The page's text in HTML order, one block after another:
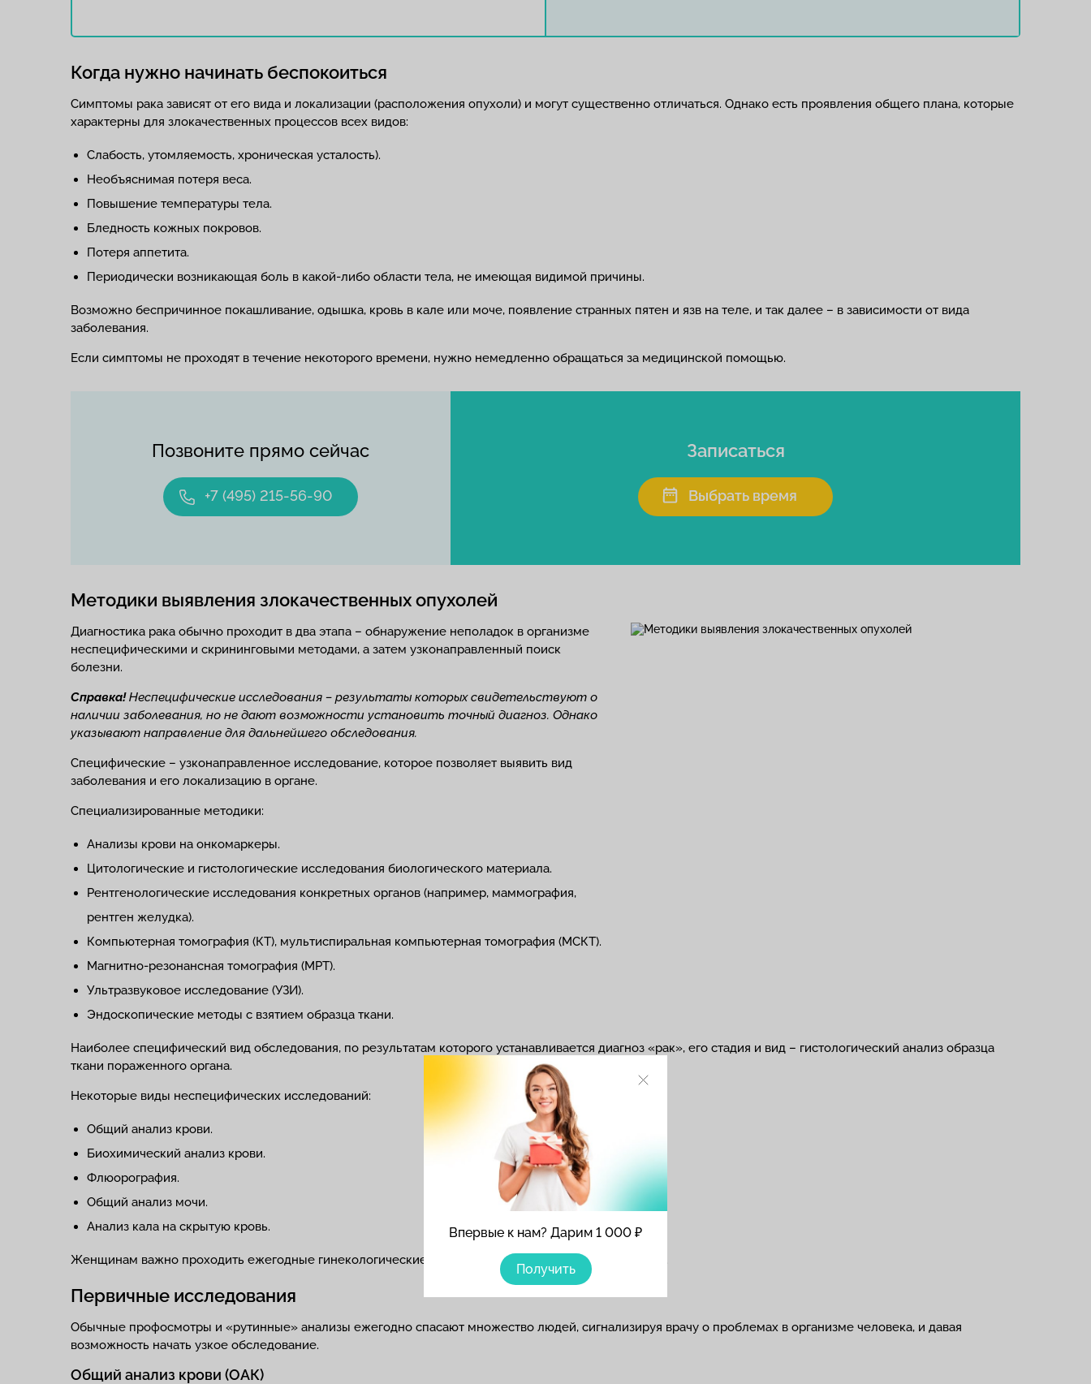
Впервые к нам? Дарим 1 000 ₽
Получить
Когда нужно начинать беспокоиться
Симптомы рака зависят от его вида и локализации (расположения опухоли) и могут существенно отличаться. Однако есть проявления общего плана, которые
характерны для злокачественных процессов всех видов:
Слабость, утомляемость, хроническая усталость).
Необъяснимая потеря веса.
Повышение температуры тела.
Бледность кожных покровов.
Потеря аппетита.
Периодически возникающая боль в какой-либо области тела, не имеющая видимой причины.
Возможно беспричинное покашливание, одышка, кровь в кале или моче, появление странных пятен и язв на теле, и так далее – в зависимости от вида
заболевания.
Если симптомы не проходят в течение некоторого времени, нужно немедленно обращаться за медицинской помощью.
Позвоните прямо сейчас
+7 (495) 215-56-90
Записаться
Выбрать время
Методики выявления злокачественных опухолей
Диагностика рака обычно проходит в два этапа – обнаружение неполадок в организме
неспецифическими и скрининговыми методами, а затем узконаправленный поиск
болезни.
Справка!Неспецифические исследования – результаты которых свидетельствуют о
наличии заболевания, но не дают возможности установить точный диагноз. Однако
указывают направление для дальнейшего обследования.
Специфические – узконаправленное исследование, которое позволяет выявить вид
заболевания и его локализацию в органе.
Специализированные методики:
Анализы крови на онкомаркеры.
Цитологические и гистологические исследования биологического материала.
Рентгенологические исследования конкретных органов (например, маммография,
рентген желудка).
Компьютерная томография (КТ), мультиспиральная компьютерная томография (МСКТ).
Магнитно-резонансная томография (МРТ).
Ультразвуковое исследование (УЗИ).
Эндоскопические методы с взятием образца ткани.
Наиболее специфический вид обследования, по результатам которого устанавливается диагноз «рак», его стадия и вид – гистологический анализ образца
ткани пораженного органа.
Некоторые виды неспецифических исследований:
Общий анализ крови.
Биохимический анализ крови.
Флюорография.
Общий анализ мочи.
Анализ кала на скрытую кровь.
Женщинам важно проходить ежегодные гинекологические осмотры и пальпацию молочных желез.
Первичные исследования
Обычные профосмотры и «рутинные» анализы ежегодно спасают множество людей, сигнализируя врачу о проблемах в организме человека, и давая
возможность начать узкое обследование.
Общий анализ крови (ОАК)